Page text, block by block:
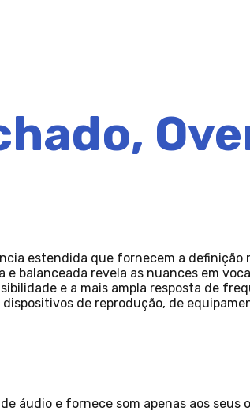
estendida que fornecem a definição
balanceada revela as nuances em
e a mais ampla resposta de
de reprodução, de
áudio e fornece som apenas aos seus